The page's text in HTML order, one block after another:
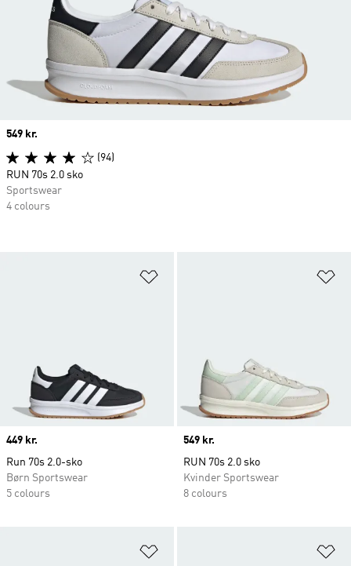
Price
449 kr.
Run 70s 2.0-sko
Børn Sportswear
5 colours
Price
549 kr.
RUN 70s 2.0 sko
Kvinder Sportswear
8 colours
Price
549 kr.
(94)
RUN 70s 2.0 sko
Sportswear
4 colours